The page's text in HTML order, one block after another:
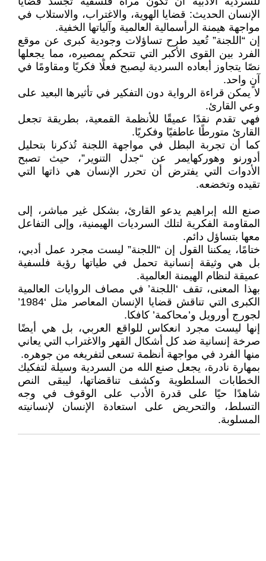
الإنسان الحديث: قضايا الهوية، والاغتراب، والاستلاب في
مواجهة هيمنة الرأسمالية العالمية وآلياتها الخفية.
إن “اللجنة” تُعيد طرح تساؤلات وجودية كبرى عن موقع
الفرد بين القوى الأكبر التي تتحكم بمصيره، مما يجعلها
نصًا يتجاوز أبعاده السردية ليصبح فعلًا فكريًا ومقاومًا في
آنٍ واحد.
لا يمكن قراءة الرواية دون التفكير في تأثيرها البعيد على
وعي القارئ.
فهي تقدم نقدًا عميقًا للأنظمة القمعية، بطريقة تجعل
القارئ متورطًا عاطفيًا وفكريًا.
كما أن تجربة البطل في مواجهة اللجنة تُذكرنا بتحليل
أدورنو وهوركهايمر عن “جدل التنوير”، حيث تصبح
الأدوات التي يفترض أن تحرر الإنسان هي ذاتها التي
تقيده وتخضعه.
صنع الله إبراهيم يدعو القارئ، بشكل غير مباشر، إلى
المقاومة الفكرية لتلك السرديات الهيمنية، وإلى التفاعل
معها بتساؤل دائم.
ختامًا، يمكننا القول إن “اللجنة” ليست مجرد عمل أدبي،
بل هي وثيقة إنسانية تحمل في طياتها رؤية فلسفية
عميقة لنظام الهيمنة العالمية.
بهذا المعنى، تقف ‘اللجنة’ في مصاف الروايات العالمية
الكبرى التي تناقش قضايا الإنسان المعاصر مثل ‘1984’
لجورج أورويل و’محاكمة’ كافكا.
إنها ليست مجرد انعكاس للواقع العربي، بل هي أيضًا
صرخة إنسانية ضد كل أشكال القهر والاغتراب التي يعاني
منها الفرد في مواجهة أنظمة تسعى لتفريغه من جوهره.
بمهارة نادرة، يجعل صنع الله من السردية وسيلة لتفكيك
الخطابات السلطوية وكشف تناقضاتها، ليبقى النص
شاهدًا حيًا على قدرة الأدب على الوقوف في وجه
التسلط، والتحريض على استعادة الإنسان لإنسانيته
المسلوبة.